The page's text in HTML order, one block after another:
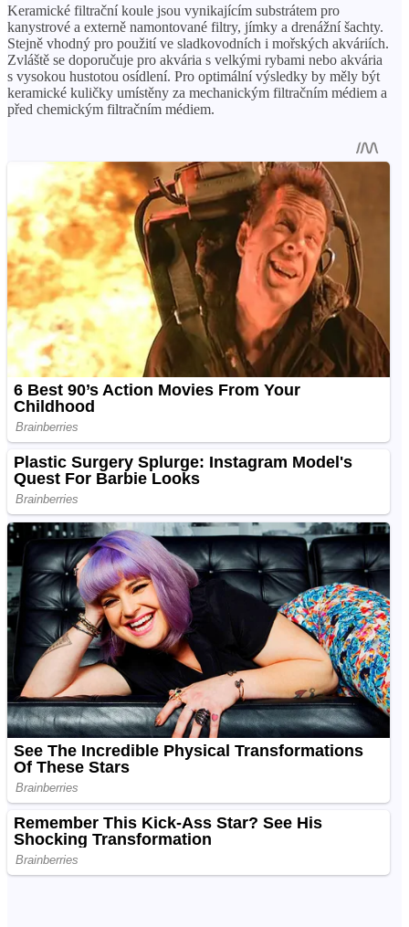
Keramické filtrační koule jsou vynikajícím substrátem pro
kanystrové a externě namontované filtry, jímky a drenážní šachty.
Stejně vhodný pro použití ve sladkovodních i mořských akváriích.
Zvláště se doporučuje pro akvária s velkými rybami nebo akvária
s vysokou hustotou osídlení. Pro optimální výsledky by měly být
keramické kuličky umístěny za mechanickým filtračním médiem a
před chemickým filtračním médiem.